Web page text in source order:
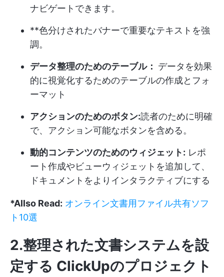
ナビゲートできます。
**色分けされたバナーで重要なテキストを強
調。
データ整理のためのテーブル： データを効果
的に視覚化するためのテーブルの作成とフォ
ーマット
アクションのためのボタン:読者のために明確
で、アクション可能なボタンを含める。
動的コンテンツのためのウィジェット: レポ
ート作成やビューウィジェットを追加して、
ドキュメントをよりインタラクティブにする
*Allso Read: オンライン文書用ファイル共有ソフ
ト10選
2.整理された文書システムを設
定する ClickUpのプロジェクト